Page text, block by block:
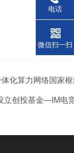
体化算力网络国家
立创投基金—IM电
电话
微信扫一扫